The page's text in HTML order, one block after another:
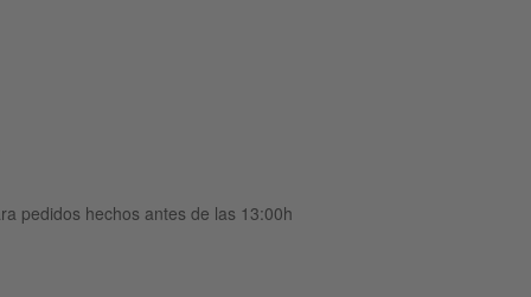
pedidos hechos antes de las 13:00h